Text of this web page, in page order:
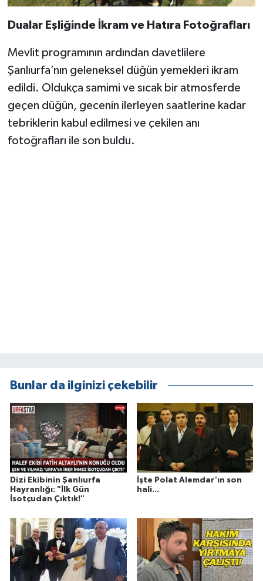
​Dualar Eşliğinde İkram ve Hatıra Fotoğrafları
​Mevlit programının ardından davetlilere
Şanlıurfa’nın geleneksel düğün yemekleri ikram
edildi. Oldukça samimi ve sıcak bir atmosferde
geçen düğün, gecenin ilerleyen saatlerine kadar
tebriklerin kabul edilmesi ve çekilen anı
fotoğrafları ile son buldu.
Bunlar da ilginizi çekebilir
Dizi Ekibinin Şanlıurfa
Hayranlığı: "İlk Gün
İsotçudan Çıktık!"
İşte Polat Alemdar'ın son
hali...